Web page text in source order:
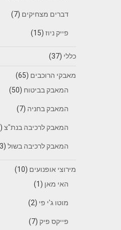
דברים מצחיקים (7)
פייק ניוז(15)
כללי (37)
מאבקי הרוכבים (65)
המאבק בביטוח (50)
המאבק בחניה (7)
המאבק לרכיבה בנת"צ(5)
המאבק לרכיבה בשול(3)
מירוצי אופנועים (10)
האי מאן (1)
מוטו ג'י פי (2)
פייקס פיק (7)